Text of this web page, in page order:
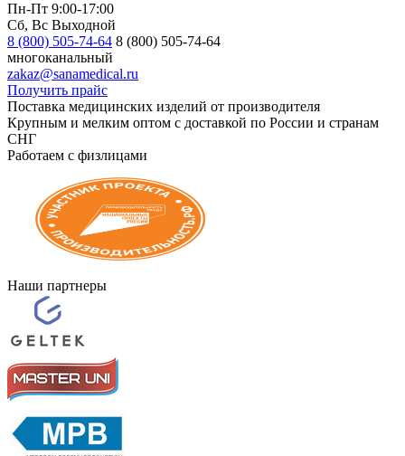
Пн-Пт 9:00-17:00
Сб, Вс Выходной
8 (800) 505-74-64 8 (800) 505-74-64
многоканальный
zakaz@sanamedical.ru
Получить прайс
Поставка медицинских изделий от производителя
Крупным и мелким оптом с доставкой по России и странам
СНГ
Работаем с физлицами
Наши партнеры